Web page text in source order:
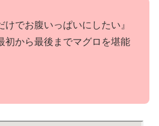
けでお腹いっぱいにしたい』
初から最後までマグロを堪能